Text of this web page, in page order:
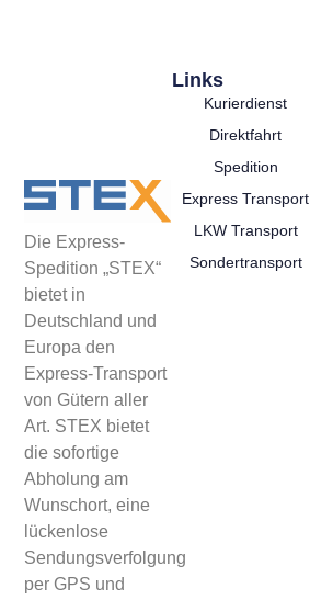
Die Express-
Spedition „STEX“
bietet in
Deutschland und
Europa den
Express-Transport
von Gütern aller
Art. STEX bietet
die sofortige
Abholung am
Wunschort, eine
lückenlose
Sendungsverfolgung
per GPS und
Links
Kurierdienst
Direktfahrt
Spedition
Express Transport
LKW Transport
Sondertransport